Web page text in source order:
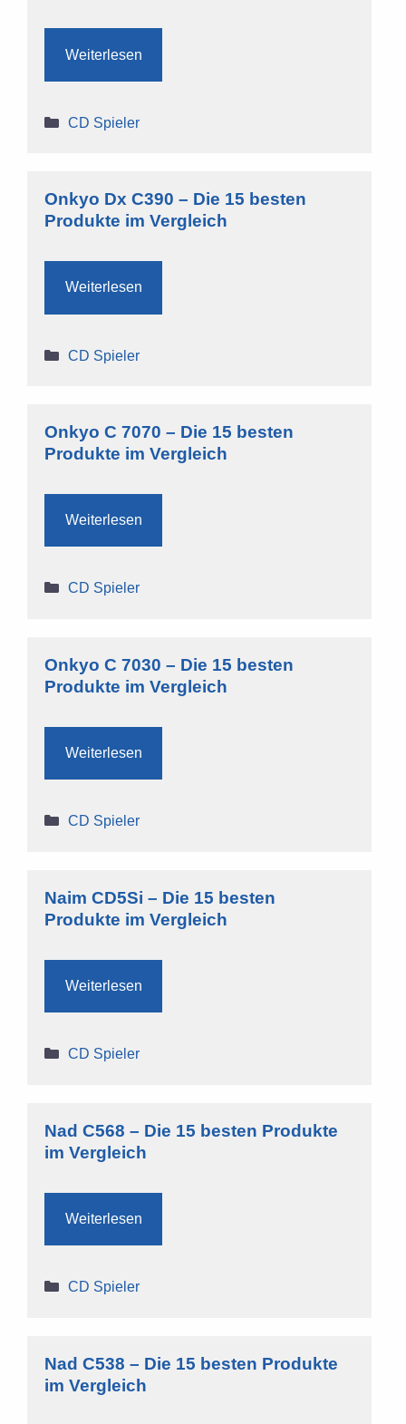
Weiterlesen
Kategorien
CD Spieler
Onkyo Dx C390 – Die 15 besten
Produkte im Vergleich
Weiterlesen
Kategorien
CD Spieler
Onkyo C 7070 – Die 15 besten
Produkte im Vergleich
Weiterlesen
Kategorien
CD Spieler
Onkyo C 7030 – Die 15 besten
Produkte im Vergleich
Weiterlesen
Kategorien
CD Spieler
Naim CD5Si – Die 15 besten
Produkte im Vergleich
Weiterlesen
Kategorien
CD Spieler
Nad C568 – Die 15 besten Produkte
im Vergleich
Weiterlesen
Kategorien
CD Spieler
Nad C538 – Die 15 besten Produkte
im Vergleich